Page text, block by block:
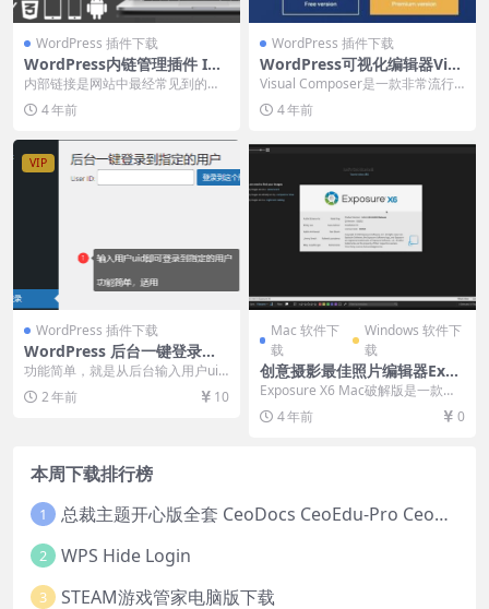
WordPress 插件下载
WordPress内链管理插件 Int
erlinks Manager
内部链接是网站中最经常见到的链
接类型之一，对于网站管理者来
说，内链建设是非常必要...
4 年前
WordPress 插件下载
WordPress可视化编辑器Visu
al Composer
Visual Composer是一款非常流行
的wordpress可视化编辑器，用...
4 年前
VIP
WordPress 插件下载
WordPress 后台一键登录任
意用户
功能简单，就是从后台输入用户uid
即可登录到该用户的前端会员中
心； 如需回到管理...
2 年前 10
Mac 软件下
载
Windows 软件下
载
创意摄影最佳照片编辑器Expo
sure X6 for Mac v6.0.2.124
破解版
Exposure X6 Mac破解版是一款用
于创意照片编辑的最佳图像编辑
器。Ex...
4 年前 0
本周下载排行榜
1 总裁主题开心版全套 CeoDocs CeoEdu-Pro CeoMax-Pro CeoNova-Pro
2 WPS Hide Login
3 STEAM游戏管家电脑版下载